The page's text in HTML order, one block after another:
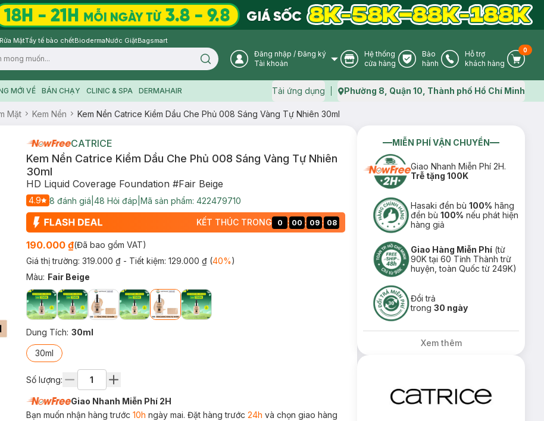
MặtTẩy tế bào chếtBiodermaNước GiặtBagsmart
Search icon User Icon
Đăng nhập / Đăng ký
Tài khoản
Store Icon
Hệ thống
cửa hàng
Warranty Icon
Bảo
hành
Phone Icon
Hỗ trợ
khách hàng
Cart
0
MỚI VỀ BÁN CHẠY CLINIC & SPA DERMAHAIR Tải ứng dụng Map icon
Phường 8, Quận 10, Thành phố Hồ Chí Minh
Mặt Kem Nền Kem Nền Catrice Kiềm Dầu Che Phủ 008 Sáng Vàng Tự Nhiên 30ml
CATRICE
Kem Nền Catrice Kiềm Dầu Che Phủ 008 Sáng Vàng Tự Nhiên
30ml
HD Liquid Coverage Foundation #Fair Beige
4.9 8 đánh giá 48 Hỏi đáp Mã sản phẩm: 422479710
KẾT THÚC TRONG 0 : 00 : 09 : 07
190.000 ₫(Đã bao gồm VAT)
Giá thị trường: 319.000 ₫ - Tiết kiệm: 129.000 ₫(40%)
Màu: Fair Beige
Dung Tích: 30ml
30ml
Số lượng:
Giao Nhanh Miễn Phí 2H
Bạn muốn nhận hàng trước 10h ngày mai. Đặt hàng trước 24h và chọn giao hàng
MIỄN PHÍ VẬN CHUYỂN
Giao Nhanh Miễn Phí 2H.
Trễ tặng 100K
Hasaki đền bù100% hãng
đền bù100% nếu phát hiện
hàng giả
Giao Hàng Miễn Phí (từ
90K tại 60 Tỉnh Thành trừ
huyện, toàn Quốc từ 249K)
Đổi trả
trong30 ngày
Xem thêm